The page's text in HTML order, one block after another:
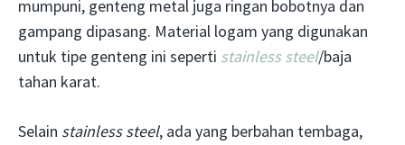
mumpuni, genteng metal juga ringan bobotnya dan
gampang dipasang. Material logam yang digunakan
untuk tipe genteng ini seperti stainless steel/baja
tahan karat.
Selain stainless steel, ada yang berbahan tembaga,